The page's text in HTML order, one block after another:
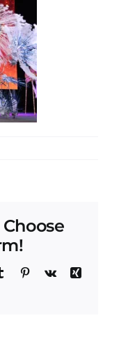
TumblrPinterest
Vk
Xing